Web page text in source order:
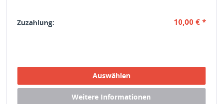
Zuzahlung: 10,00 € *